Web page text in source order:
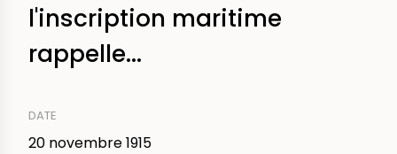
l'inscription maritime
rappelle...
DATE
20 novembre 1915